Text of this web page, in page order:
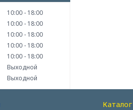
10:00
18:00
10:00
18:00
10:00
18:00
10:00
18:00
10:00
18:00
Выходной
Выходной